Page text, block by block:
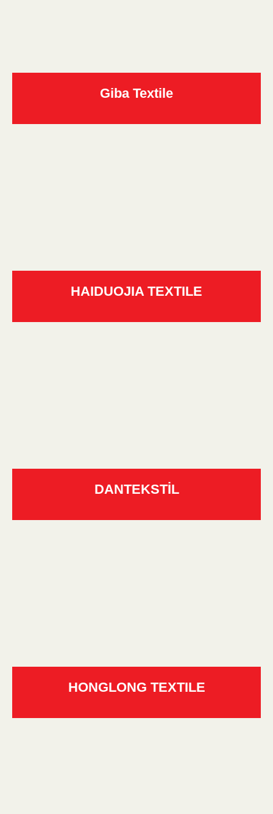
Giba Textile
HAIDUOJIA TEXTILE
DANTEKSTİL
HONGLONG TEXTILE